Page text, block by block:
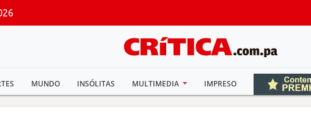
MUNDO INSÓLITAS MULTIMEDIA IMPRESO